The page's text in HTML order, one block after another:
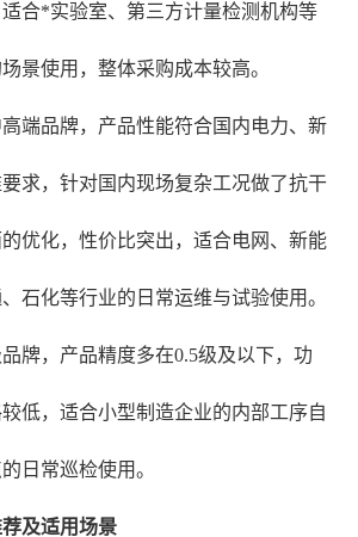
合*实验室、第三方计量检测机构等
景使用，整体采购成本较高。
端品牌，产品性能符合国内电力、新
求，针对国内现场复杂工况做了抗干
优化，性价比突出，适合电网、新能
石化等行业的日常运维与试验使用。
牌，产品精度多在0.5级及以下，功
低，适合小型制造企业的内部工序自
日常巡检使用。
及适用场景